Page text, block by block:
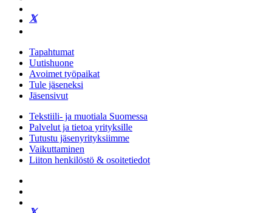
Tapahtumat
Uutishuone
Avoimet työpaikat
Tule jäseneksi
Jäsensivut
Tekstiili- ja muotiala Suomessa
Palvelut ja tietoa yrityksille
Tutustu jäsenyrityksiimme
Vaikuttaminen
Liiton henkilöstö & osoitetiedot